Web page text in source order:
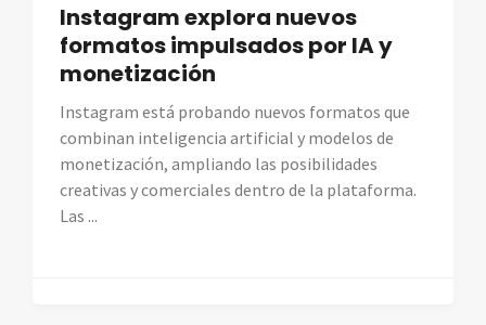
Instagram explora nuevos
formatos impulsados por IA y
monetización
Instagram está probando nuevos formatos que
combinan inteligencia artificial y modelos de
monetización, ampliando las posibilidades
creativas y comerciales dentro de la plataforma.
Las ...